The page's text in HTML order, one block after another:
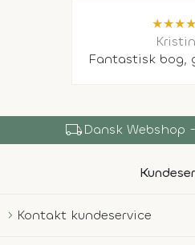
★★★★
Fantastisk bog,
local_shippingDansk Webshop
Kontakt kundeservice